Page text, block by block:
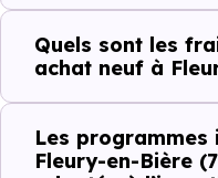
C'est souvent la
prix à connaître pour
Bière (77930) :
Quels sont les
achat neuf à
Les
Fleury-en-Bière